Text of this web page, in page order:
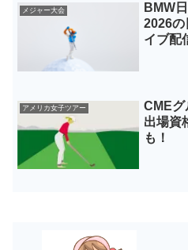
メジャー大会
BMW
2026の
イブ配
アメリカ女子ツアー
CMEグ
出場資
も！